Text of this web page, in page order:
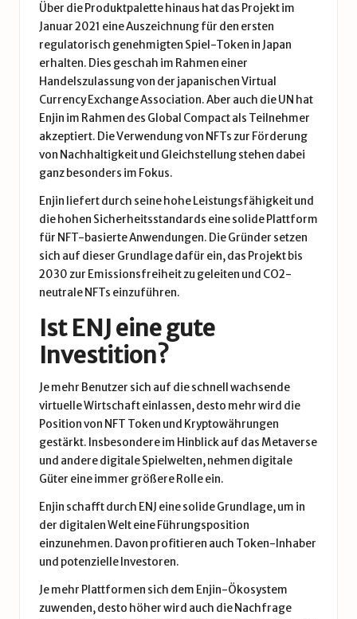
Über die Produktpalette hinaus hat das Projekt im
Januar 2021 eine Auszeichnung für den ersten
regulatorisch genehmigten Spiel-Token in Japan
erhalten. Dies geschah im Rahmen einer
Handelszulassung von der japanischen Virtual
Currency Exchange Association. Aber auch die UN hat
Enjin im Rahmen des Global Compact als Teilnehmer
akzeptiert. Die Verwendung von NFTs zur Förderung
von Nachhaltigkeit und Gleichstellung stehen dabei
ganz besonders im Fokus.
Enjin liefert durch seine hohe Leistungsfähigkeit und
die hohen Sicherheitsstandards eine solide Plattform
für NFT-basierte Anwendungen. Die Gründer setzen
sich auf dieser Grundlage dafür ein, das Projekt bis
2030 zur Emissionsfreiheit zu geleiten und CO2-
neutrale NFTs einzuführen.
Ist ENJ eine gute
Investition?
Je mehr Benutzer sich auf die schnell wachsende
virtuelle Wirtschaft einlassen, desto mehr wird die
Position von NFT Token und Kryptowährungen
gestärkt. Insbesondere im Hinblick auf das Metaverse
und andere digitale Spielwelten, nehmen digitale
Güter eine immer größere Rolle ein.
Enjin schafft durch ENJ eine solide Grundlage, um in
der digitalen Welt eine Führungsposition
einzunehmen. Davon profitieren auch Token-Inhaber
und potenzielle Investoren.
Je mehr Plattformen sich dem Enjin-Ökosystem
zuwenden, desto höher wird auch die Nachfrage